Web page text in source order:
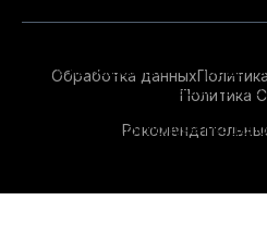
Обработка данных
Политика
опыта на нашем сайте.
данный сайт, вы соглашаетесь с
технологий. Для получения